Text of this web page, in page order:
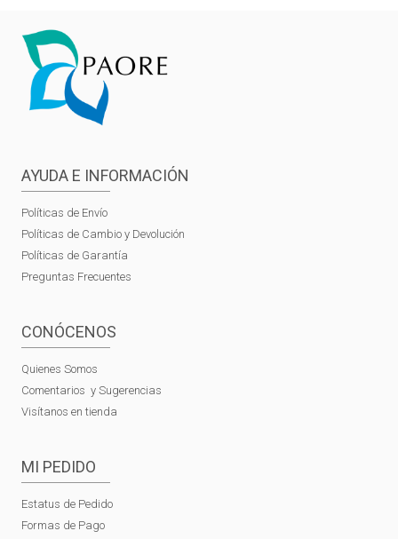
AYUDA E INFORMACIÓN
Políticas de Envío
Políticas de Cambio y Devolución
Políticas de Garantía
Preguntas Frecuentes
CONÓCENOS
Quienes Somos
Comentarios y Sugerencias
Visítanos en tienda
MI PEDIDO
Estatus de Pedido
Formas de Pago